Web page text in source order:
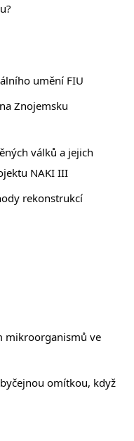
umění FIU
Znojemsku
válků a jejich
NAKI III
rekonstrukcí
mikroorganismů ve
omítkou, když